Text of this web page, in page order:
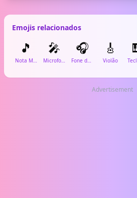
Emojis relacionados
🎵
Nota Musical
🎤
Microfone
🎧
Fone de Ouvido
🎸
Violão
Advertisement